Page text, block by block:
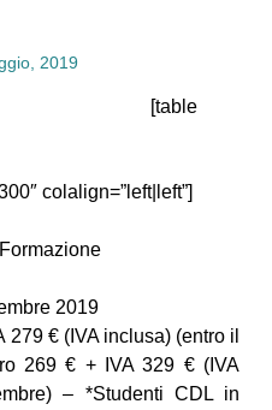
2019
[table
colalign=”left|left”]
2019
€ (IVA inclusa) (entro il
269 € + IVA 329 € (IVA
– *Studenti CDL in